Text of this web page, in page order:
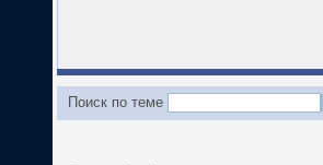
Поиск по теме